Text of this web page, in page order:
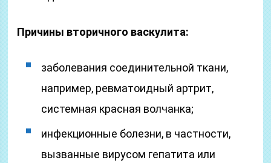
Причины вторичного васкулита:
заболевания соединительной ткани,
например, ревматоидный артрит,
системная красная волчанка;
инфекционные болезни, в частности,
вызванные вирусом гепатита или